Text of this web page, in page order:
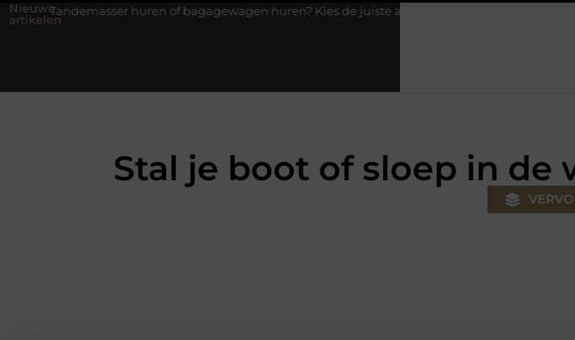
Nieuwe
artikelen
huren of bagagewagen huren? Kies de juiste aanhanger voor jouw klus
Stal je boot of sloep in